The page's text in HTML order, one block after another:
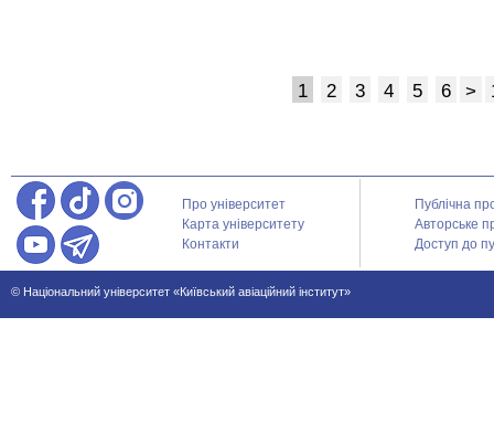
1 2 3 4 5 6 >
Про університет
Карта університету
Контакти
Публічна
Авторське
Доступ до
© Національний університет «Київський авіаційний інститут»